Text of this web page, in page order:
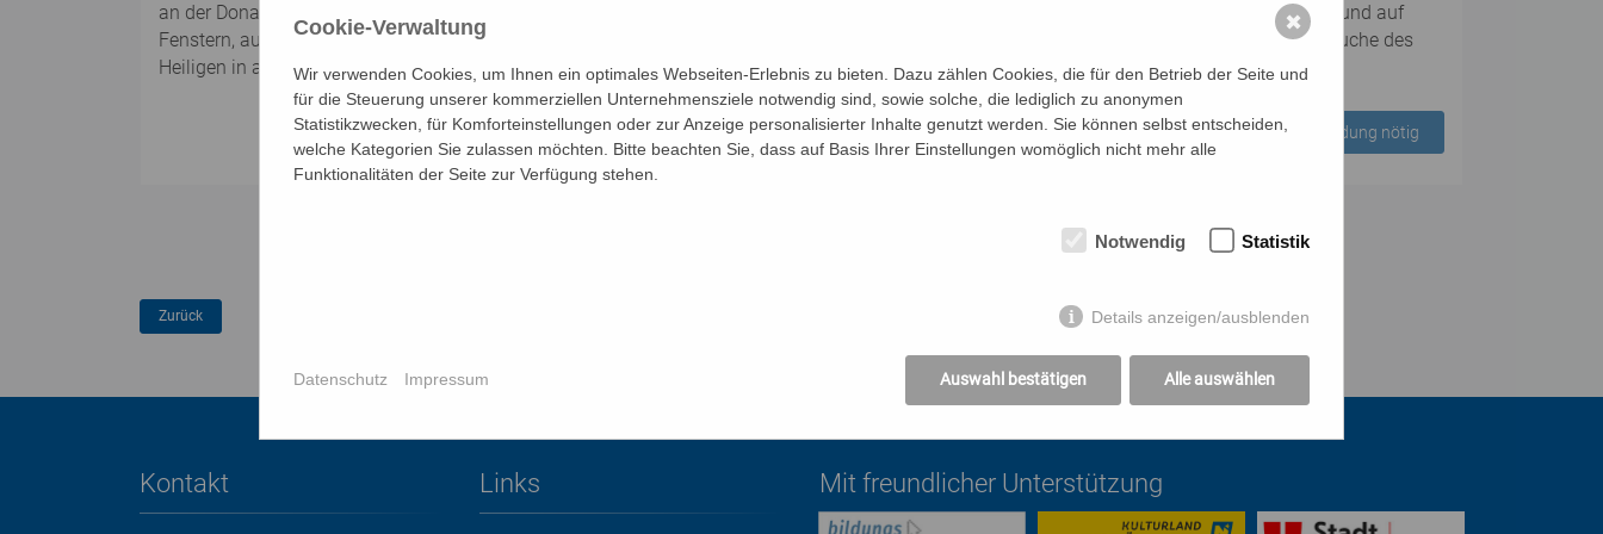
an der Donau. Der Hl. Franziskus ist aber auch an und in vielen weiteren Kirchen Wiens dargestellt – auf Altarbildern und Fresken, als Statuen und auf
Fenstern, auf einer Kanzel und auf einer Orgel. Anhand eines Vortrags mit Bildern, Texten und Musik lade ich Sie ein, mich auf meiner Spurensuche des
Heiligen in ausgewählte Wiener Kirchen zu begleiten.
Keine Anmeldung nötig
Kontakt Links Mit freundlicher Unterstützung
Cookie-Verwaltung
Wir verwenden Cookies, um Ihnen ein optimales Webseiten-Erlebnis zu bieten. Dazu zählen Cookies, die für den Betrieb der Seite und
für die Steuerung unserer kommerziellen Unternehmensziele notwendig sind, sowie solche, die lediglich zu anonymen
Statistikzwecken, für Komforteinstellungen oder zur Anzeige personalisierter Inhalte genutzt werden. Sie können selbst entscheiden,
welche Kategorien Sie zulassen möchten. Bitte beachten Sie, dass auf Basis Ihrer Einstellungen womöglich nicht mehr alle
Funktionalitäten der Seite zur Verfügung stehen.
Notwendig Statistik
Details anzeigen/ausblenden
Auswahl bestätigen Alle auswählen
Datenschutz Impressum
✖